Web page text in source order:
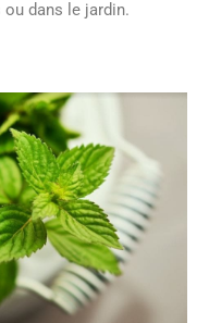
dans le jardin.